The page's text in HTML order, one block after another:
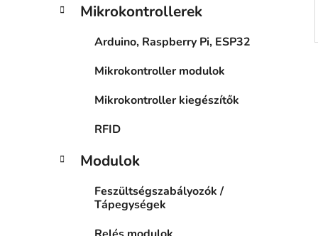
Mikrokontrollerek
Arduino, Raspberry Pi, ESP32
Mikrokontroller modulok
Mikrokontroller kiegészítők
RFID
Modulok
Feszültségszabályozók /
Tápegységek